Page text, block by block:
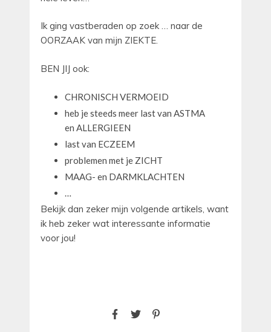
Ik ging vastberaden op zoek … naar de
OORZAAK van mijn ZIEKTE.
BEN JIJ ook:
CHRONISCH VERMOEID
heb je steeds meer last van ASTMA
en ALLERGIEEN
last van ECZEEM
problemen met je ZICHT
MAAG- en DARMKLACHTEN
…
Bekijk dan zeker mijn volgende artikels, want
ik heb zeker wat interessante informatie
voor jou!